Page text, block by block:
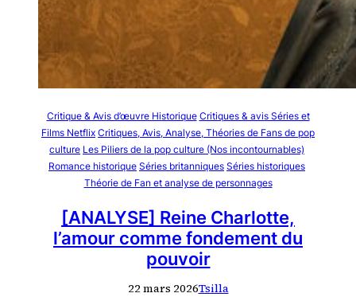
Critique & Avis d’œuvre Historique Critiques & avis Séries et
Films Netflix Critiques, Avis, Analyse, Théories de Fans de pop
culture Les Piliers de la pop culture (Nos incontournables)
Romance historique Séries britanniques Séries historiques
Théorie de Fan et analyse de personnages
[ANALYSE] Reine Charlotte,
l’amour comme fondement du
pouvoir
22 mars 2026Tsilla